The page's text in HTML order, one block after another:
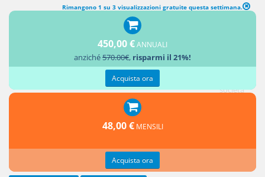
FUSIONE DI SOCIETÀ
società
Rimangono 1 su 3 visualizzazioni gratuite questa settimana.
450,00 €ANNUALI
anziché570.00€, risparmi il 21%!
Acquista ora
48,00 € MENSILI
Acquista ora